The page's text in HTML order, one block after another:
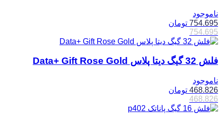
ناموجود
754.695 تومان
754.695
فلش 32 گیگ دیتا پلاس Data+ Gift Rose Gold
ناموجود
468.826 تومان
468.826